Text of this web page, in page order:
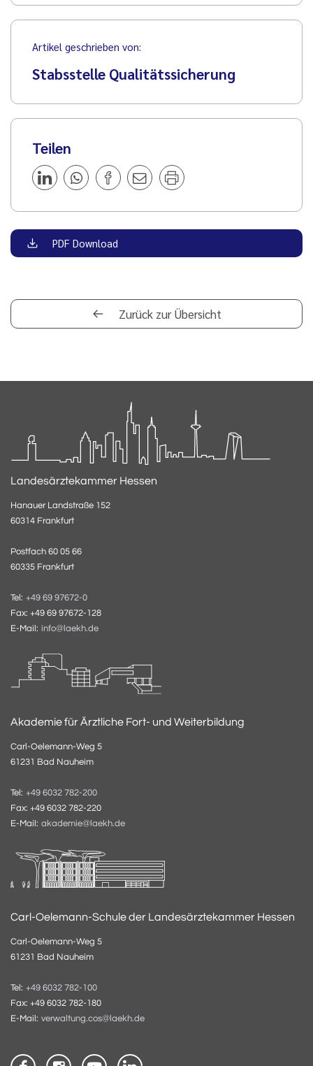
Artikel geschrieben von:
Stabsstelle Qualitätssicherung
Teilen
PDF Download
Zurück zur Übersicht
Landesärztekammer Hessen
Hanauer Landstraße 152
60314 Frankfurt
Postfach 60 05 66
60335 Frankfurt
Tel: +49 69 97672-0
Fax: +49 69 97672-128
E-Mail: info@laekh.de
Akademie für Ärztliche Fort- und Weiterbildung
Carl-Oelemann-Weg 5
61231 Bad Nauheim
Tel: +49 6032 782-200
Fax: +49 6032 782-220
E-Mail: akademie@laekh.de
Carl-Oelemann-Schule der Landesärztekammer Hessen
Carl-Oelemann-Weg 5
61231 Bad Nauheim
Tel: +49 6032 782-100
Fax: +49 6032 782-180
E-Mail: verwaltung.cos@laekh.de